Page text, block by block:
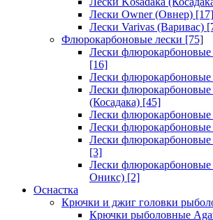
Лески Owner (Овнер) [17]
Лески Varivas (Варивас)
Флюрокарбоновые лески [75]
Лески
[16]
Лески
Лески флюрокарбоновые
(Косадака) [45]
Лески
Лески флюрокарбоновые
Лески флюрокарбоновые
[3]
Лески
Оникс) [2]
Оснастка
Крючки и джиг головки
Крючки рыболовные